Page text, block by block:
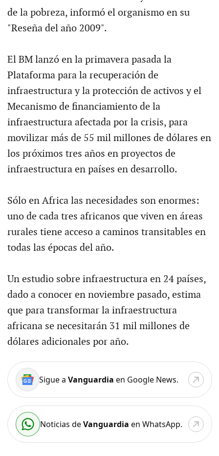
de la pobreza, informó el organismo en su
"Reseña del año 2009".
El BM lanzó en la primavera pasada la
Plataforma para la recuperación de
infraestructura y la protección de activos y el
Mecanismo de financiamiento de la
infraestructura afectada por la crisis, para
movilizar más de 55 mil millones de dólares en
los próximos tres años en proyectos de
infraestructura en países en desarrollo.
Sólo en Africa las necesidades son enormes:
uno de cada tres africanos que viven en áreas
rurales tiene acceso a caminos transitables en
todas las épocas del año.
Un estudio sobre infraestructura en 24 países,
dado a conocer en noviembre pasado, estima
que para transformar la infraestructura
africana se necesitarán 31 mil millones de
dólares adicionales por año.
Sigue a Vanguardia en Google News.
Noticias deVanguardia en WhatsApp.